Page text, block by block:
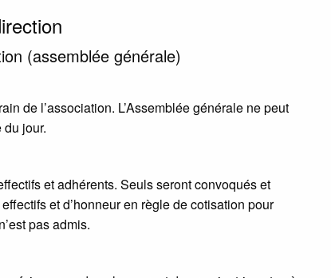
(assemblée générale)
de l’association. L’Assemblée générale ne peut
du jour.
et adhérents. Seuls seront convoqués et
et d’honneur en règle de cotisation pour
pas admis.